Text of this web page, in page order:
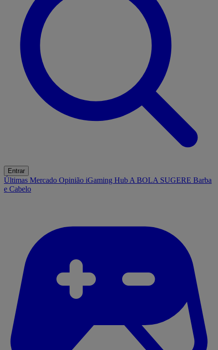
Entrar
Últimas Mercado Opinião iGaming Hub A BOLA SUGERE Barba
e Cabelo